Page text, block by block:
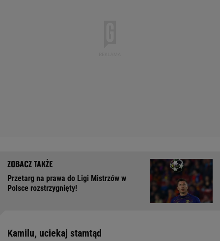
Przetarg na prawa do Ligi Mistrzów w
Polsce rozstrzygnięty!
Kamilu, uciekaj stamtąd